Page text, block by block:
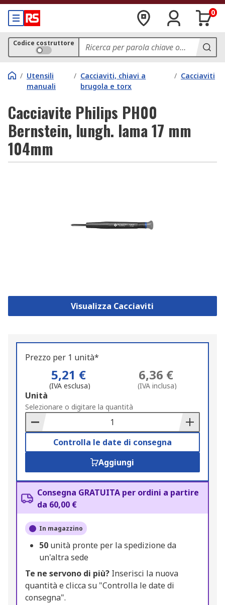
0
Codice costruttore
/ Utensili
manuali
/ Cacciaviti, chiavi a
brugola e torx
/ Cacciaviti
Cacciavite Philips PH00
Bernstein, lungh. lama 17 mm
104mm
Visualizza Cacciaviti
Prezzo per 1 unità*
5,21 €
(IVA esclusa)
6,36 €
(IVA inclusa)
Add
to
Basket
Unità
Selezionare o digitare la quantità
Controlla le date di consegna
Aggiungi
Consegna GRATUITA per ordini a partire
da 60,00 €
In magazzino
50 unità pronte per la spedizione da
un'altra sede
Te ne servono di più? Inserisci la nuova
quantità e clicca su "Controlla le date di
consegna".